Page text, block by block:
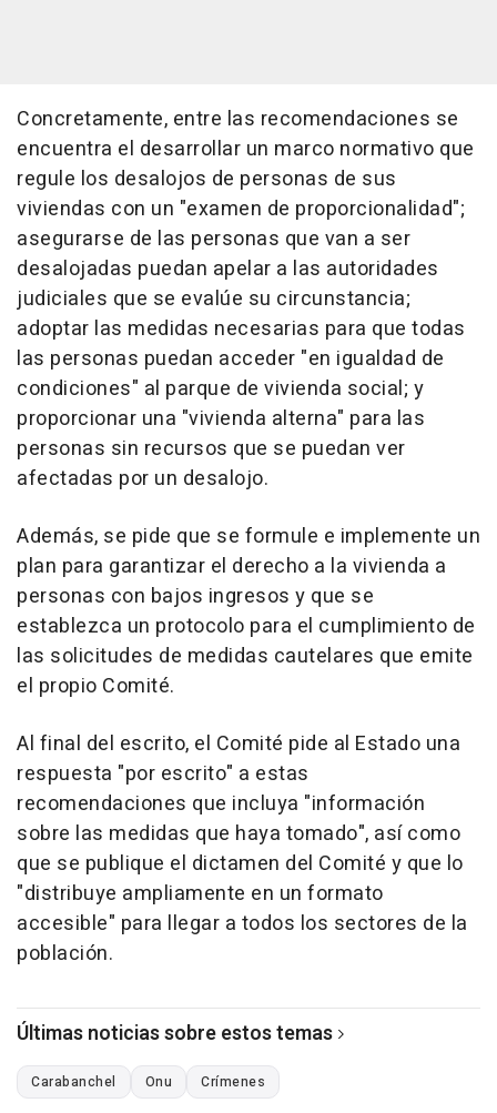
Concretamente, entre las recomendaciones se
encuentra el desarrollar un marco normativo que
regule los desalojos de personas de sus
viviendas con un "examen de proporcionalidad";
asegurarse de las personas que van a ser
desalojadas puedan apelar a las autoridades
judiciales que se evalúe su circunstancia;
adoptar las medidas necesarias para que todas
las personas puedan acceder "en igualdad de
condiciones" al parque de vivienda social; y
proporcionar una "vivienda alterna" para las
personas sin recursos que se puedan ver
afectadas por un desalojo.
Además, se pide que se formule e implemente un
plan para garantizar el derecho a la vivienda a
personas con bajos ingresos y que se
establezca un protocolo para el cumplimiento de
las solicitudes de medidas cautelares que emite
el propio Comité.
Al final del escrito, el Comité pide al Estado una
respuesta "por escrito" a estas
recomendaciones que incluya "información
sobre las medidas que haya tomado", así como
que se publique el dictamen del Comité y que lo
"distribuye ampliamente en un formato
accesible" para llegar a todos los sectores de la
población.
Últimas noticias sobre estos temas
Carabanchel Onu Crímenes